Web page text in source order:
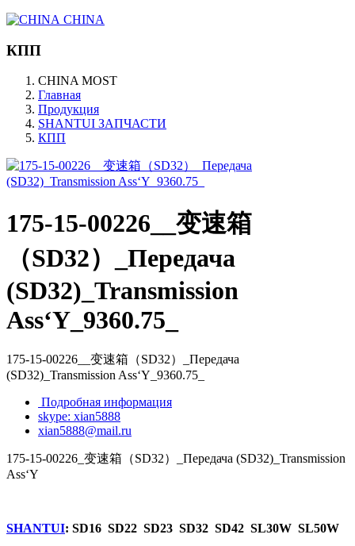
CHINA
КПП
CHINA MOST
Главная
Продукция
SHANTUI ЗАПЧАСТИ
КПП
175-15-00226__变速箱
（SD32）_Передача
(SD32)_Transmission
Ass‘Y_9360.75_
175-15-00226__变速箱（SD32）_Передача
(SD32)_Transmission Ass‘Y_9360.75_
Подробная информация
skype: xian5888
xian5888@mail.ru
175-15-00226_变速箱（SD32）_Передача (SD32)_Transmission
Ass‘Y
SHANTUI: SD16 SD22 SD23 SD32 SD42 SL30W SL50W